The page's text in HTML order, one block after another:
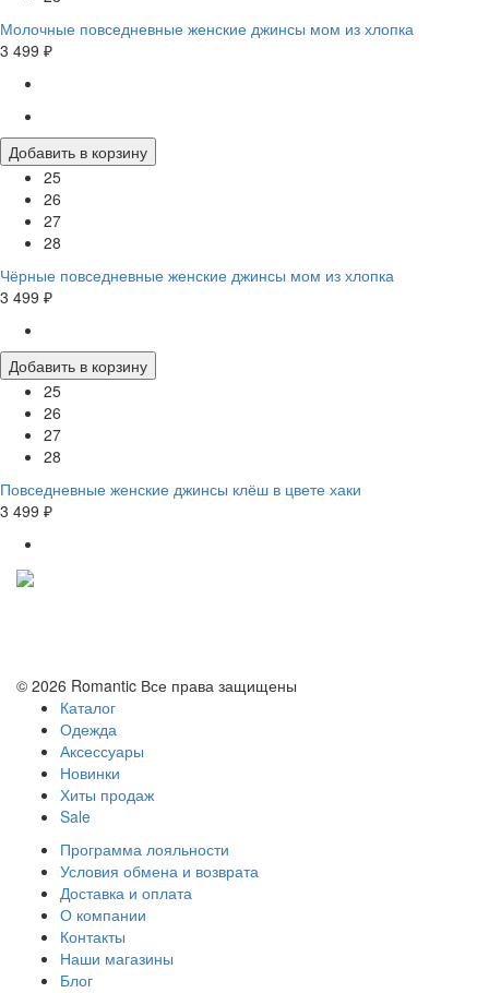
Молочные повседневные женские джинсы мом из хлопка
3 499 ₽
Добавить в корзину
25
26
27
28
Чёрные повседневные женские джинсы мом из хлопка
3 499 ₽
Добавить в корзину
25
26
27
28
Повседневные женские джинсы клёш в цвете хаки
3 499 ₽
© 2026 Romantic Все права защищены
Каталог
Одежда
Аксессуары
Новинки
Хиты продаж
Sale
Программа лояльности
Условия обмена и возврата
Доставка и оплата
О компании
Контакты
Наши магазины
Блог